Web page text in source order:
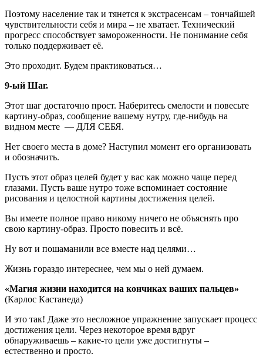
Поэтому население так и тянется к экстрасенсам – тончайшей
чувствительности себя и мира – не хватает. Технический
прогресс способствует замороженности. Не понимание себя
только поддерживает её.
Это проходит. Будем практиковаться…
9-ый Шаг.
Этот шаг достаточно прост. Наберитесь смелости и повесьте
картину-образ, сообщение вашему нутру, где-нибудь на
видном месте — ДЛЯ СЕБЯ.
Нет своего места в доме? Наступил момент его организовать
и обозначить.
Пусть этот образ целей будет у вас как можно чаще перед
глазами. Пусть ваше нутро тоже вспоминает состояние
рисования и целостной картины достижения целей.
Вы имеете полное право никому ничего не объяснять про
свою картину-образ. Просто повесить и всё.
Ну вот и пошаманили все вместе над целями…
Жизнь гораздо интереснее, чем мы о ней думаем.
«Магия жизни находится на кончиках ваших пальцев»
(Карлос Кастанеда)
И это так! Даже это несложное упражнение запускает процесс
достижения цели. Через некоторое время вдруг
обнаруживаешь – какие-то цели уже достигнуты –
естественно и просто.